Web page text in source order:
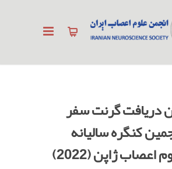
دریافت گرنت سفر
کنگره سالیانه
ژاپن (2022)